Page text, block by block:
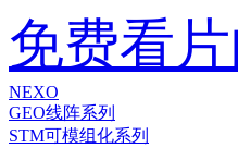
免费看
NEXO
GEO线阵系列
STM可模组化系列